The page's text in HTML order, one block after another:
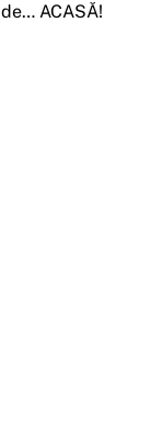
ACASĂ!